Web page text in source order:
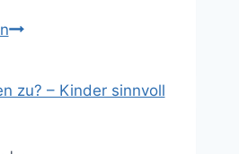
Geschwisterspielzeug
spielen,
und